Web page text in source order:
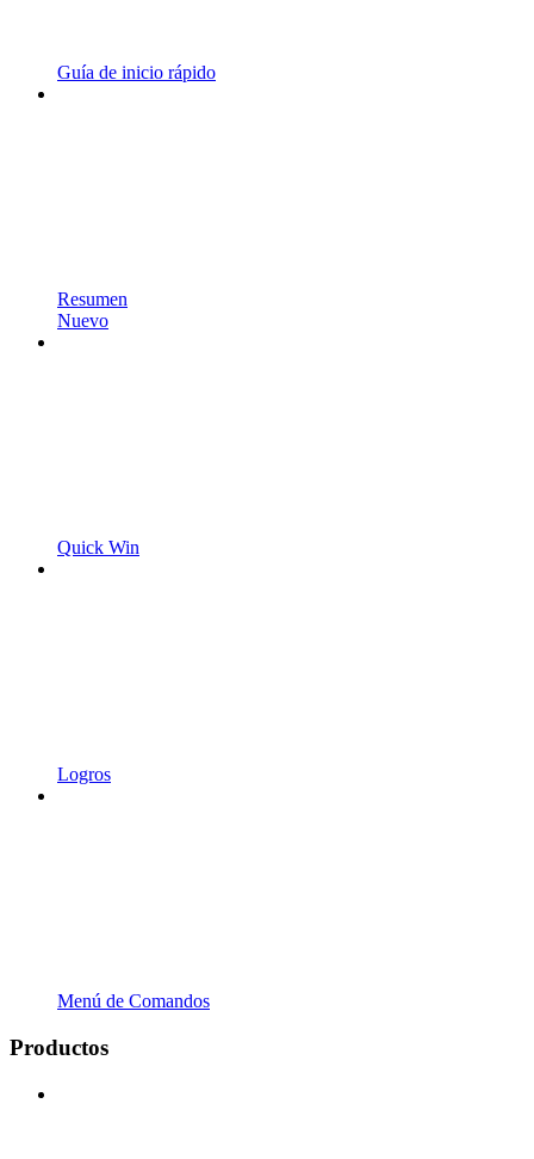
Guía de inicio rápido
Resumen
Nuevo
Quick Win
Logros
Menú de Comandos
Productos